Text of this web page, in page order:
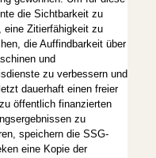
die Sichtbarkeit zu
eine Zitierfähigkeit zu
die Auffindbarkeit über
und
zu verbessern und
dauerhaft einen freier
öffentlich finanzierten
zu
speichern die SSG-
eine Kopie der